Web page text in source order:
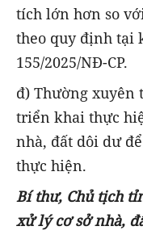
tích lớn hơn so
theo quy định tại
155/2025/NĐ-CP.
đ) Thường xuyên
triển khai thực
nhà, đất dôi dư
thực hiện.
Bí thư, Chủ tịch
xử lý cơ sở nhà,